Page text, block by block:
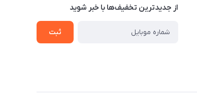
از جدید‌ترین تخفیف‌ها با‌ خبر شوید
ثبت